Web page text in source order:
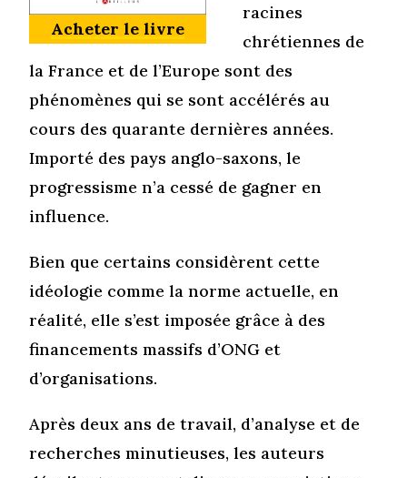
Acheter le livre
racines
chrétiennes de
la France et de l’Europe sont des
phénomènes qui se sont accélérés au
cours des quarante dernières années.
Importé des pays anglo-saxons, le
progressisme n’a cessé de gagner en
influence.
Bien que certains considèrent cette
idéologie comme la norme actuelle, en
réalité, elle s’est imposée grâce à des
financements massifs d’ONG et
d’organisations.
Après deux ans de travail, d’analyse et de
recherches minutieuses, les auteurs